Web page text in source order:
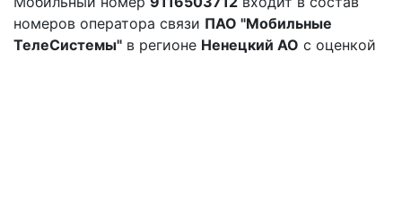
номеров оператора связи ПАО "Мобильные
ТелеСистемы" в регионе Ненецкий АО с оценкой